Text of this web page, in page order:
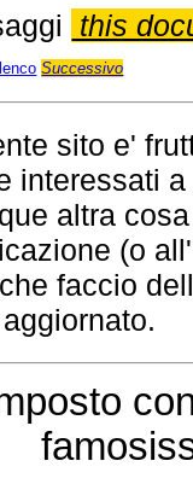
this
Successivo
sito e'
interessati
altra
(o
faccio